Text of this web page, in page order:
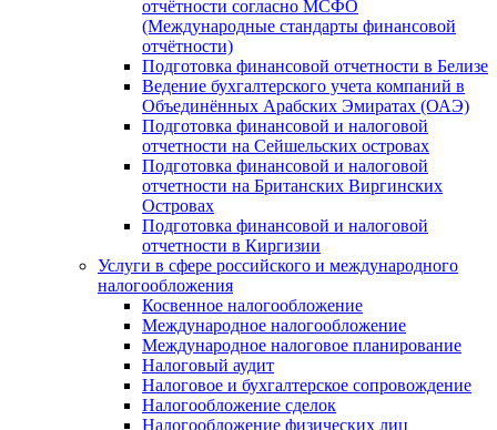
отчётности согласно МСФО
(Международные стандарты финансовой
отчётности)
Подготовка финансовой отчетности в Белизе
Ведение бухгалтерского учета компаний в
Объединённых Арабских Эмиратах (ОАЭ)
Подготовка финансовой и налоговой
отчетности на Сейшельских островах
Подготовка финансовой и налоговой
отчетности на Британских Виргинских
Островах
Подготовка финансовой и налоговой
отчетности в Киргизии
Услуги в сфере российского и международного
налогообложения
Косвенное налогообложение
Международное налогообложение
Международное налоговое планирование
Налоговый аудит
Налоговое и бухгалтерское сопровождение
Налогообложение сделок
Налогообложение физических лиц